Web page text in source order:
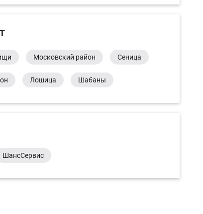
Московский район Сеница
Лошица Шабаны
ШансСервис